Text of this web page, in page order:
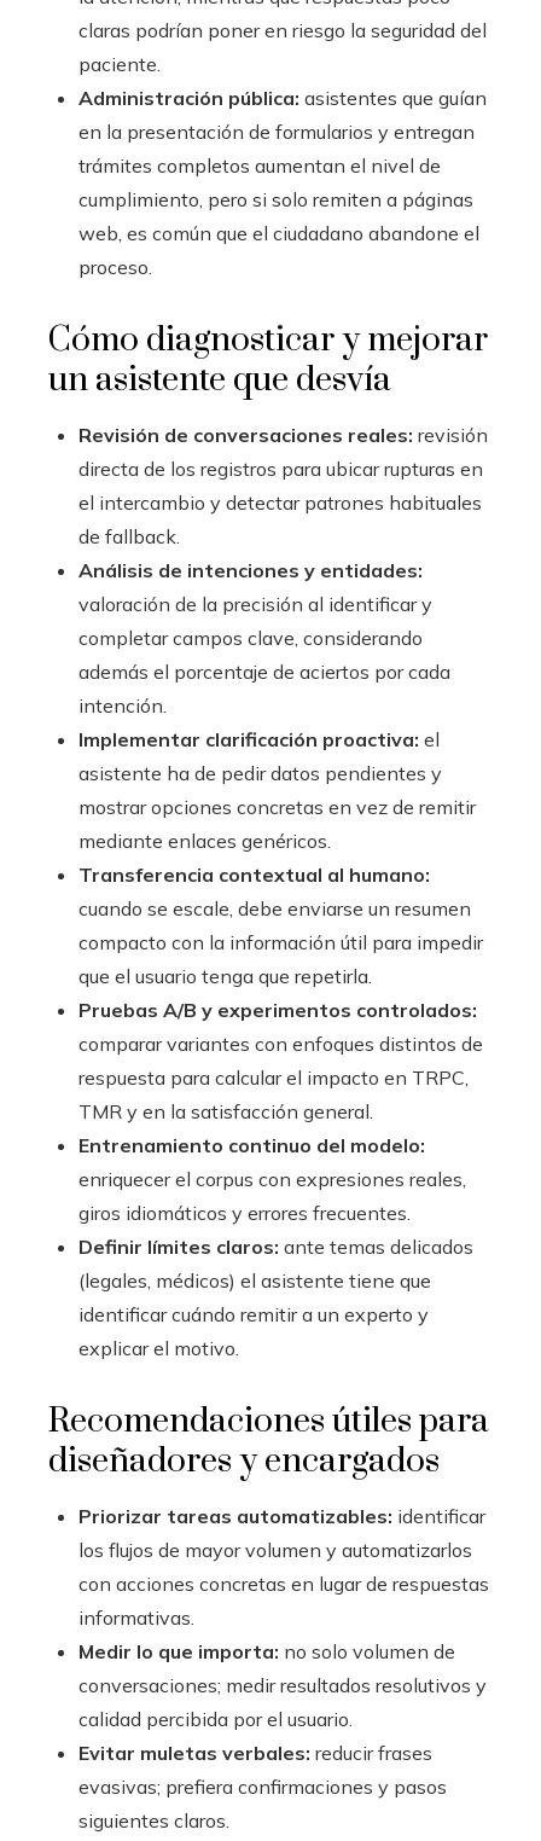
claras podrían poner en riesgo la seguridad del
paciente.
Administración pública: asistentes que guían
en la presentación de formularios y entregan
trámites completos aumentan el nivel de
cumplimiento, pero si solo remiten a páginas
web, es común que el ciudadano abandone el
proceso.
Cómo diagnosticar y mejorar
un asistente que desvía
Revisión de conversaciones reales: revisión
directa de los registros para ubicar rupturas en
el intercambio y detectar patrones habituales
de fallback.
Análisis de intenciones y entidades:
valoración de la precisión al identificar y
completar campos clave, considerando
además el porcentaje de aciertos por cada
intención.
Implementar clarificación proactiva: el
asistente ha de pedir datos pendientes y
mostrar opciones concretas en vez de remitir
mediante enlaces genéricos.
Transferencia contextual al humano:
cuando se escale, debe enviarse un resumen
compacto con la información útil para impedir
que el usuario tenga que repetirla.
Pruebas A/B y experimentos controlados:
comparar variantes con enfoques distintos de
respuesta para calcular el impacto en TRPC,
TMR y en la satisfacción general.
Entrenamiento continuo del modelo:
enriquecer el corpus con expresiones reales,
giros idiomáticos y errores frecuentes.
Definir límites claros: ante temas delicados
(legales, médicos) el asistente tiene que
identificar cuándo remitir a un experto y
explicar el motivo.
Recomendaciones útiles para
diseñadores y encargados
Priorizar tareas automatizables: identificar
los flujos de mayor volumen y automatizarlos
con acciones concretas en lugar de respuestas
informativas.
Medir lo que importa: no solo volumen de
conversaciones; medir resultados resolutivos y
calidad percibida por el usuario.
Evitar muletas verbales: reducir frases
evasivas; prefiera confirmaciones y pasos
siguientes claros.